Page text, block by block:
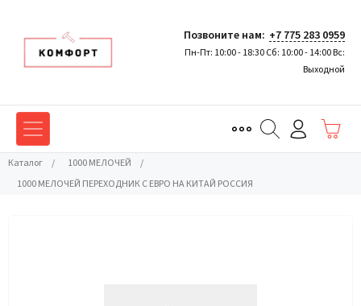
Позвоните нам: +7 775 283 0959
Пн-Пт: 10:00 - 18:30 Сб: 10:00 - 14:00 Вс:
Выходной
Каталог / 1000 МЕЛОЧЕЙ
/
1000 МЕЛОЧЕЙ ПЕРЕХОДНИК С ЕВРО НА КИТАЙ РОССИЯ